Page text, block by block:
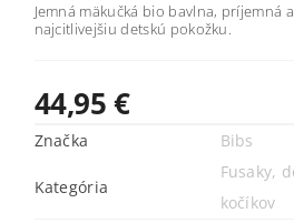
Jemná mäkučká bio bavlna, príjemná
najcitlivejšiu detskú pokožku.
44,95 €
Značka Bibs
Kategória
Fusaky,
kočíkov